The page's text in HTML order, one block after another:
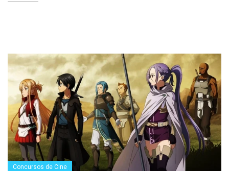
Concursos de Cine